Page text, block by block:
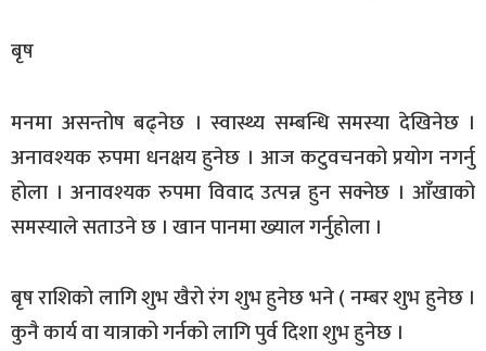
बृष
मनमा असन्तोष बढ्नेछ । स्वास्थ्य सम्बन्धि समस्या देखिनेछ ।
अनावश्यक रुपमा धनक्षय हुनेछ । आज कटुवचनको प्रयोग नगर्नु
होला । अनावश्यक रुपमा विवाद उत्पन्न हुन सक्नेछ । आँखाको
समस्याले सताउने छ । खान पानमा ख्याल गर्नुहोला ।
बृष राशिको लागि शुभ खैरो रंग शुभ हुनेछ भने ( नम्बर शुभ हुनेछ ।
कुनै कार्य वा यात्राको गर्नको लागि पुर्व दिशा शुभ हुनेछ ।